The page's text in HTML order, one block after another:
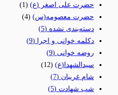
حضرت علی اصغر (ع) (1)
حضرت معصومه(س) (4)
دسته‌بندی نشده (5)
دکلمه خوانی و اجرا (9)
روضه خوانی (9)
سیدالشهدا(ع) (12)
شام غریبان (7)
شب شهادت (5)